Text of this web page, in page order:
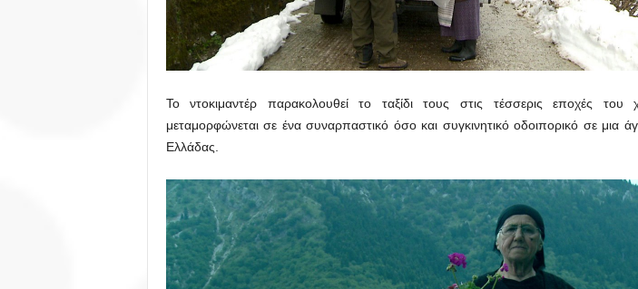
Το ντοκιμαντέρ παρακολουθεί το ταξίδι τους στις τέσσερις εποχές
μεταμορφώνεται σε ένα συναρπαστικό όσο και συγκινητικό οδοιπορικό σε μια
Ελλάδας.